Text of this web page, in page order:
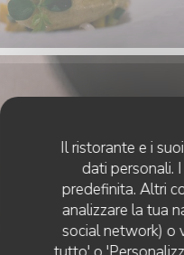
Il ristorante e i
dati personali.
predefinita. Altri
analizzare la tua
social network) o